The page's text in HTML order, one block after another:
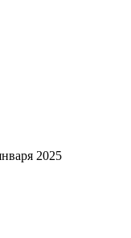
2025